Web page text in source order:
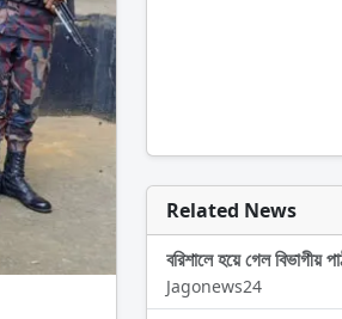
Related News
বরিশালে হয়ে গেল বিভাগীয়
Jagonews24